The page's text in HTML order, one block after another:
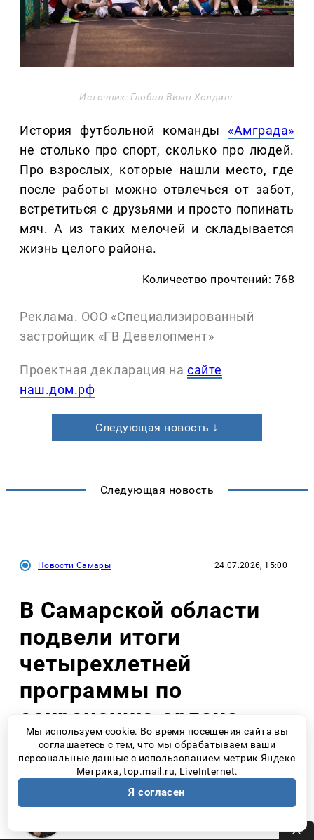
Источник: Глобал Вижн Холдинг
История футбольной команды «Амграда»
не столько про спорт, сколько про людей.
Про взрослых, которые нашли место, где
после работы можно отвлечься от забот,
встретиться с друзьями и просто попинать
мяч. А из таких мелочей и складывается
жизнь целого района.
Количество прочтений: 768
Реклама. ООО «Специализированный
застройщик «ГВ Девелопмент»
Проектная декларация на сайте
наш.дом.рф
Следующая новость ↓
Следующая новость
Новости Самары 24.07.2026, 15:00
В Самарской области
подвели итоги
четырехлетней
программы по
сохранению орлана-
белохвоста
Мы используем cookie. Во время посещения сайта вы
соглашаетесь с тем, что мы обрабатываем ваши
персональные данные с использованием метрик Яндекс
Метрика, top.mail.ru, LiveInternet.
Я согласен